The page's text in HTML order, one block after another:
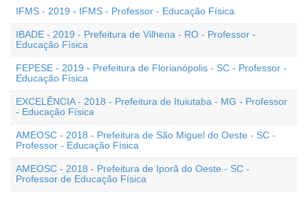
IFMS - 2019 - IFMS - Professor - Educação Física
IBADE - 2019 - Prefeitura de Vilhena - RO - Professor -
Educação Física
FEPESE - 2019 - Prefeitura de Florianópolis - SC - Professor -
Educação Física
EXCELÊNCIA - 2018 - Prefeitura de Ituiutaba - MG - Professor
- Educação Física
AMEOSC - 2018 - Prefeitura de São Miguel do Oeste - SC -
Professor - Educação Física
AMEOSC - 2018 - Prefeitura de Iporã do Oeste - SC -
Professor de Educação Física